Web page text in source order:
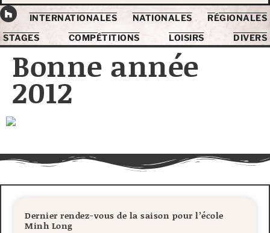
INTERNATIONALES NATIONALES
RÉGIONALES
STAGES
COMPÉTITIONS LOISIRS DIVERS
Bonne année
2012
Dernier rendez-vous de la saison pour l’école
Minh Long